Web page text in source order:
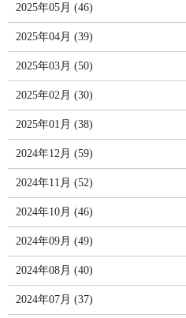
2025年05月 (46)
2025年04月 (39)
2025年03月 (50)
2025年02月 (30)
2025年01月 (38)
2024年12月 (59)
2024年11月 (52)
2024年10月 (46)
2024年09月 (49)
2024年08月 (40)
2024年07月 (37)